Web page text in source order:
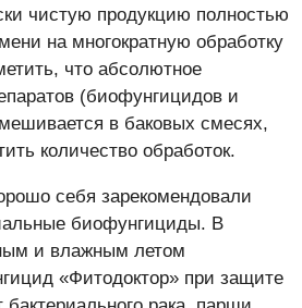
чистую продукцию полностью
на многократную обработку
что абсолютное
(биофунгицидов и
в баковых смесях,
количество обработок.
себя зарекомендовали
биофунгициды. В
и влажным летом
«Фитодоктор» при защите